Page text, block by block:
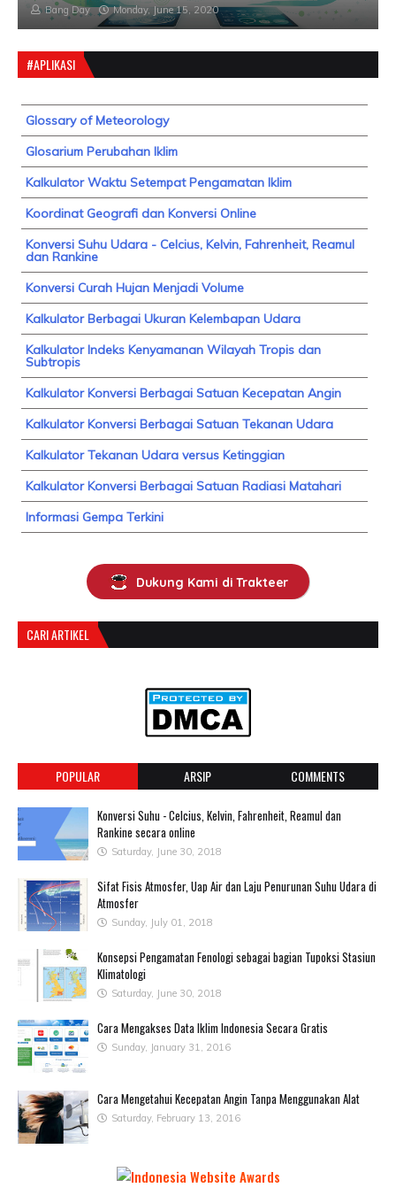
Bang Day Monday, June 15, 2020
#APLIKASI
Glossary of Meteorology
Glosarium Perubahan Iklim
Kalkulator Waktu Setempat Pengamatan Iklim
Koordinat Geografi dan Konversi Online
Konversi Suhu Udara - Celcius, Kelvin, Fahrenheit, Reamul
dan Rankine
Konversi Curah Hujan Menjadi Volume
Kalkulator Berbagai Ukuran Kelembapan Udara
Kalkulator Indeks Kenyamanan Wilayah Tropis dan
Subtropis
Kalkulator Konversi Berbagai Satuan Kecepatan Angin
Kalkulator Konversi Berbagai Satuan Tekanan Udara
Kalkulator Tekanan Udara versus Ketinggian
Kalkulator Konversi Berbagai Satuan Radiasi Matahari
Informasi Gempa Terkini
Dukung Kami di Trakteer
CARI ARTIKEL
POPULAR ARSIP COMMENTS
Konversi Suhu - Celcius, Kelvin, Fahrenheit, Reamul dan
Rankine secara online
Saturday, June 30, 2018
Sifat Fisis Atmosfer, Uap Air dan Laju Penurunan Suhu Udara di
Atmosfer
Sunday, July 01, 2018
Konsepsi Pengamatan Fenologi sebagai bagian Tupoksi Stasiun
Klimatologi
Saturday, June 30, 2018
Cara Mengakses Data Iklim Indonesia Secara Gratis
Sunday, January 31, 2016
Cara Mengetahui Kecepatan Angin Tanpa Menggunakan Alat
Saturday, February 13, 2016